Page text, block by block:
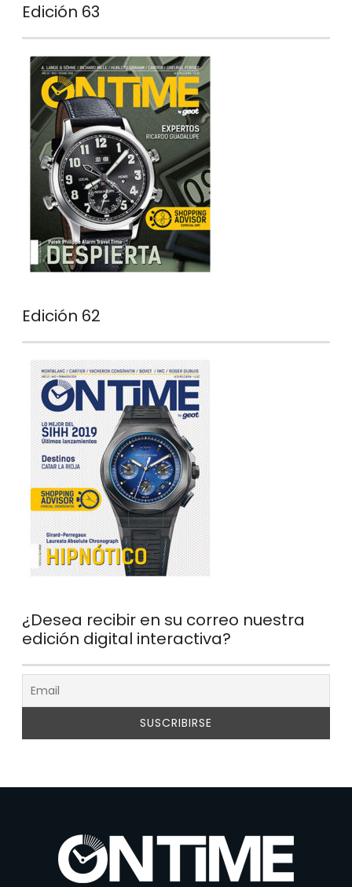
Edición 63
Edición 62
¿Desea recibir en su correo nuestra
edición digital interactiva?